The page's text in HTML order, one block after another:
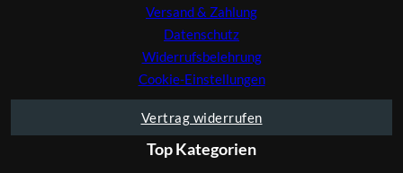
Versand & Zahlung
Datenschutz
Widerrufsbelehrung
Cookie-Einstellungen
Vertrag widerrufen
Top Kategorien